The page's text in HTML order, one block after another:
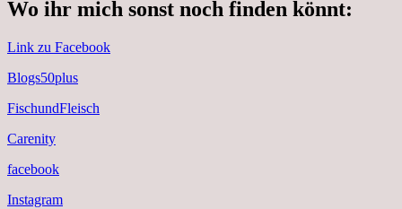
Wo ihr mich sonst noch finden könnt:
Link zu Facebook
Blogs50plus
FischundFleisch
Carenity
facebook
Instagram